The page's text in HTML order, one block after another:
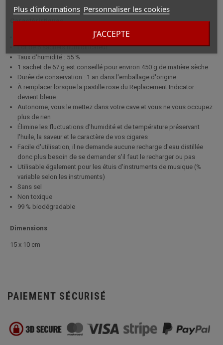
Plus d'informations Personnaliser les cookies
J'ACCEPTE
Caractéristiques
Lot de 6 sachets humidificateur
Taux d'humidité : 55 %
1 sachet de 67 g est conseillé pour environ 450 g de matière sèche
Durée de conservation : 1 an dans l'emballage d'origine
À remplacer lorsque la pastille rose du Replacement Indicator
devient bleue
Autonome, vous le mettez dans votre cave et vous ne vous occupez
plus de rien
Élimine les fluctuations d'humidité et de température préservant
l'huile, la saveur et le caractère de vos cigares
Facile d'utilisation, il ne demande aucune recharge d'eau distillée
donc plus besoin de se demander s'il faut le recharger ou pas
Utilisable également pour les étuis d'instruments de musique (%
variable selon les instruments)
Sans sel
Non toxique
99 % biodégradable
Dimensions
15 x 10 cm
PAIEMENT SÉCURISÉ